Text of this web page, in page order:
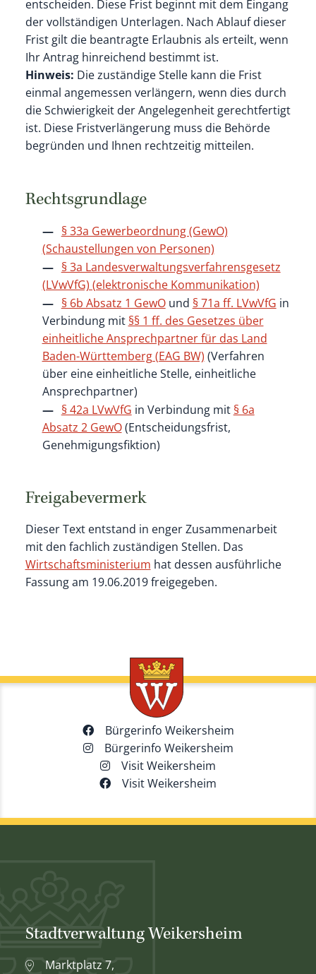
entscheiden. Diese Frist beginnt mit dem Eingang
der vollständigen Unterlagen. Nach Ablauf dieser
Frist gilt die beantragte Erlaubnis als erteilt, wenn
Ihr Antrag hinreichend bestimmt ist.
Hinweis: Die zuständige Stelle kann die Frist
einmal angemessen verlängern, wenn dies durch
die Schwierigkeit der Angelegenheit gerechtfertigt
ist. Diese Fristverlängerung muss die Behörde
begründen und Ihnen rechtzeitig mitteilen.
Rechtsgrundlage
§ 33a Gewerbeordnung (GewO)
(Schaustellungen von Personen)
§ 3a Landesverwaltungsverfahrensgesetz
(LVwVfG) (elektronische Kommunikation)
§ 6b Absatz 1 GewOund § 71a ff. LVwVfG in
Verbindung mit §§ 1 ff. des Gesetzes über
einheitliche Ansprechpartner für das Land
Baden-Württemberg (EAG BW) (Verfahren
über eine einheitliche Stelle, einheitliche
Ansprechpartner)
§ 42a LVwVfG in Verbindung mit § 6a
Absatz 2 GewO(Entscheidungsfrist,
Genehmigungsfiktion)
Freigabevermerk
Dieser Text entstand in enger Zusammenarbeit
mit den fachlich zuständigen Stellen. Das
Wirtschaftsministerium hat dessen ausführliche
Fassung am 19.06.2019 freigegeben.
Bürgerinfo Weikersheim
Bürgerinfo Weikersheim
Visit Weikersheim
Visit Weikersheim
Stadtverwaltung Weikersheim
Marktplatz 7,